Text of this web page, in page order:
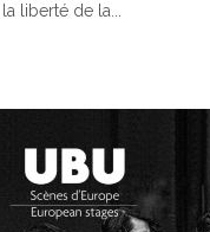
liberté de la